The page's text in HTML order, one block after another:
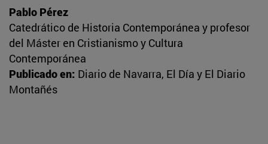
Pablo Pérez
Catedrático de Historia Contemporánea y profesor
del Máster en Cristianismo y Cultura
Contemporánea
Publicado en: Diario de Navarra, El Día y El Diario
Montañés